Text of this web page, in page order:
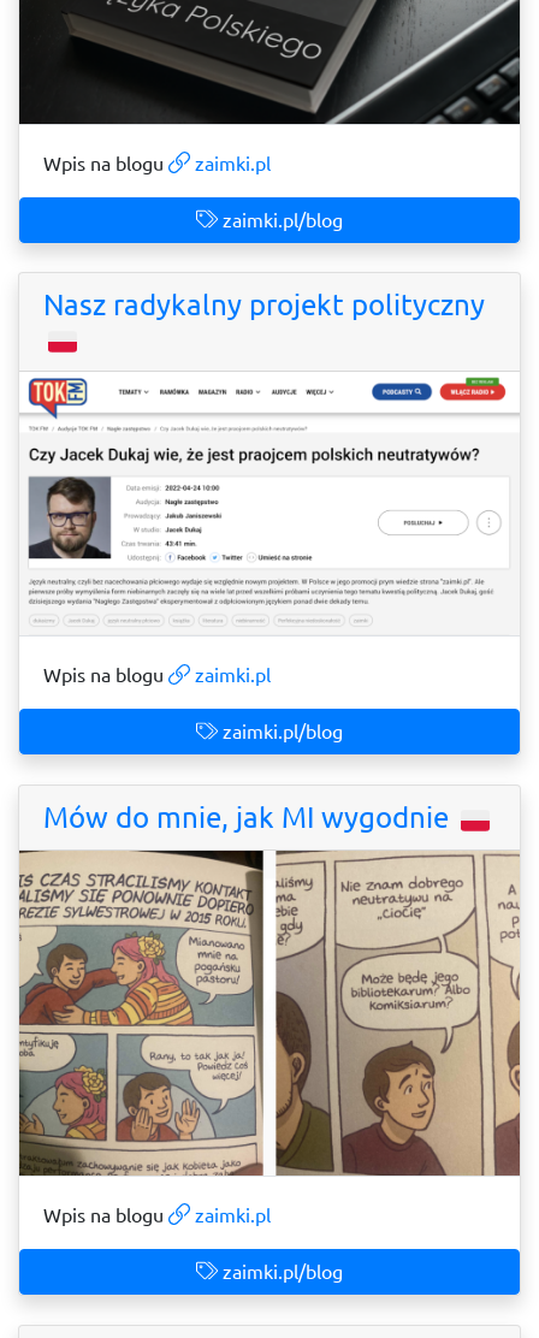
Wpis na blogu zaimki.pl
zaimki.pl/blog
Nasz radykalny projekt polityczny
Wpis na blogu zaimki.pl
zaimki.pl/blog
Mów do mnie, jak MI wygodnie
Wpis na blogu zaimki.pl
zaimki.pl/blog